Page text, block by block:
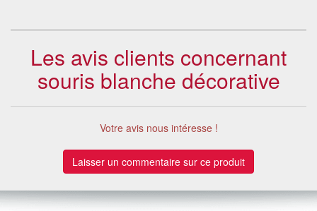
Les avis clients concernant
souris blanche décorative
Votre avis nous intéresse !
Laisser un commentaire sur ce produit